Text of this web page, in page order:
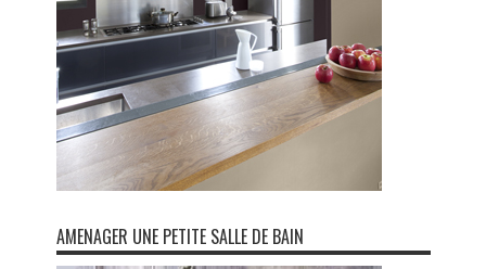
AMENAGER UNE PETITE SALLE DE BAIN